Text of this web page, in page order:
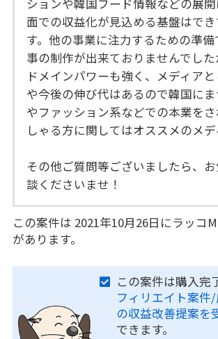
ションや韓国フード情報などの展
面での収益化が見込める基盤はで
す。他の事業に注力するための準
事の制作が出来ておりませんでし
ドメインパワーも強く、メディア
や今後の伸び代はあるので韓国に
やファッション系などでの本業を
しゃる方に関してはオススメのメデ
その他ご質問等ございましたら、
談くださいませ！
この案件は 2021年10月26日にラッコ
があります。
この案件は購入完
フィリエイト案件
の収益改善提案を
できます。